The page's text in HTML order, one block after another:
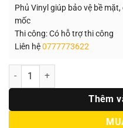
Phủ Vinyl giúp bảo vệ bề
mốc
Thi công: Có hỗ trợ thi công
Liên hệ0777773622
Số lượng
Thêm